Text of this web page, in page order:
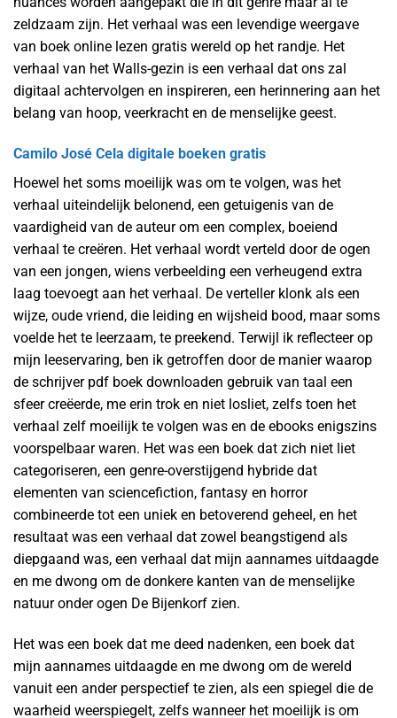
zeldzaam zijn. Het verhaal was een levendige weergave
van boek online lezen gratis wereld op het randje. Het
verhaal van het Walls-gezin is een verhaal dat ons zal
digitaal achtervolgen en inspireren, een herinnering aan het
belang van hoop, veerkracht en de menselijke geest.
Camilo José Cela digitale boeken gratis
Hoewel het soms moeilijk was om te volgen, was het
verhaal uiteindelijk belonend, een getuigenis van de
vaardigheid van de auteur om een complex, boeiend
verhaal te creëren. Het verhaal wordt verteld door de ogen
van een jongen, wiens verbeelding een verheugend extra
laag toevoegt aan het verhaal. De verteller klonk als een
wijze, oude vriend, die leiding en wijsheid bood, maar soms
voelde het te leerzaam, te preekend. Terwijl ik reflecteer op
mijn leeservaring, ben ik getroffen door de manier waarop
de schrijver pdf boek downloaden gebruik van taal een
sfeer creëerde, me erin trok en niet losliet, zelfs toen het
verhaal zelf moeilijk te volgen was en de ebooks enigszins
voorspelbaar waren. Het was een boek dat zich niet liet
categoriseren, een genre-overstijgend hybride dat
elementen van sciencefiction, fantasy en horror
combineerde tot een uniek en betoverend geheel, en het
resultaat was een verhaal dat zowel beangstigend als
diepgaand was, een verhaal dat mijn aannames uitdaagde
en me dwong om de donkere kanten van de menselijke
natuur onder ogen De Bijenkorf zien.
Het was een boek dat me deed nadenken, een boek dat
mijn aannames uitdaagde en me dwong om de wereld
vanuit een ander perspectief te zien, als een spiegel die de
waarheid weerspiegelt, zelfs wanneer het moeilijk is om